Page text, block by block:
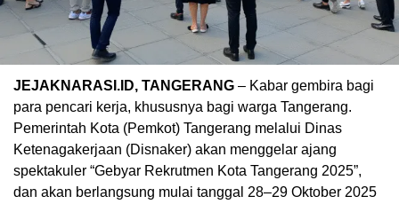
JEJAKNARASI.ID, TANGERANG – Kabar gembira bagi
para pencari kerja, khususnya bagi warga Tangerang.
Pemerintah Kota (Pemkot) Tangerang melalui Dinas
Ketenagakerjaan (Disnaker) akan menggelar ajang
spektakuler “Gebyar Rekrutmen Kota Tangerang 2025”,
dan akan berlangsung mulai tanggal 28–29 Oktober 2025